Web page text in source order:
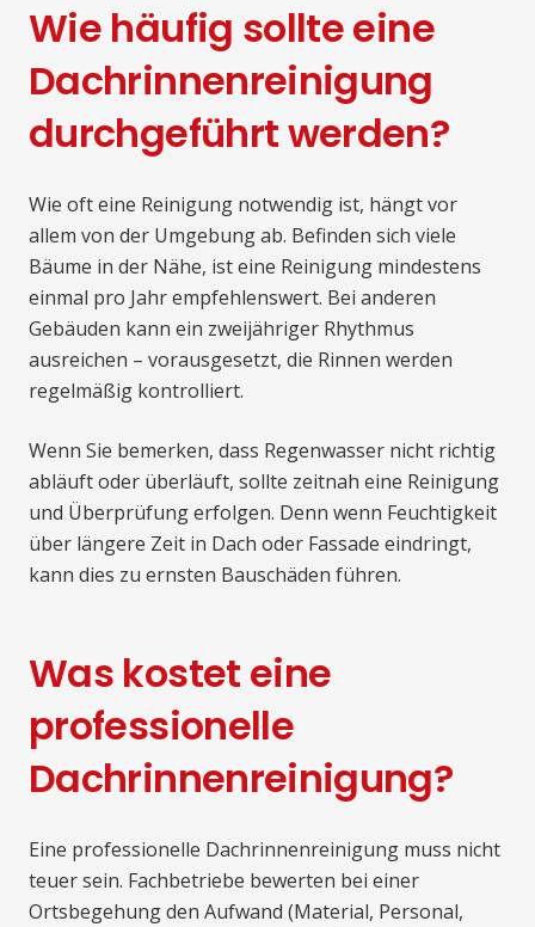
Wie häufig sollte eine
Dachrinnenreinigung
durchgeführt werden?
Wie oft eine Reinigung notwendig ist, hängt vor
allem von der Umgebung ab. Befinden sich viele
Bäume in der Nähe, ist eine Reinigung mindestens
einmal pro Jahr empfehlenswert. Bei anderen
Gebäuden kann ein zweijähriger Rhythmus
ausreichen – vorausgesetzt, die Rinnen werden
regelmäßig kontrolliert.
Wenn Sie bemerken, dass Regenwasser nicht richtig
abläuft oder überläuft, sollte zeitnah eine Reinigung
und Überprüfung erfolgen. Denn wenn Feuchtigkeit
über längere Zeit in Dach oder Fassade eindringt,
kann dies zu ernsten Bauschäden führen.
Was kostet eine
professionelle
Dachrinnenreinigung?
Eine professionelle Dachrinnenreinigung muss nicht
teuer sein. Fachbetriebe bewerten bei einer
Ortsbegehung den Aufwand (Material, Personal,